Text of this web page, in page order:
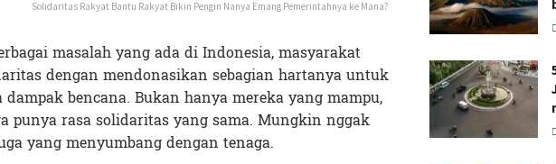
Solidaritas Rakyat Bantu Rakyat Bikin Pengin Nanya Emang Pemerintahnya ke Mana?
masalah yang ada di Indonesia, masyarakat
dengan mendonasikan sebagian hartanya untuk
bencana. Bukan hanya mereka yang mampu,
punya rasa solidaritas yang sama. Mungkin nggak
yang menyumbang dengan tenaga.